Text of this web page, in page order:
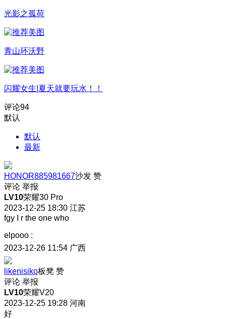
光影之孤荷
青山环沃野
闪耀女生|夏天就要玩水！！
评论94
默认
默认
最新
HONOR885981667沙发 赞
评论 举报
LV10荣耀30 Pro
2023-12-25 18:30 江苏
fgy I r the one who
elpooo :
2023-12-26 11:54 广西
likenisiko板凳 赞
评论 举报
LV10荣耀V20
2023-12-25 19:28 河南
好